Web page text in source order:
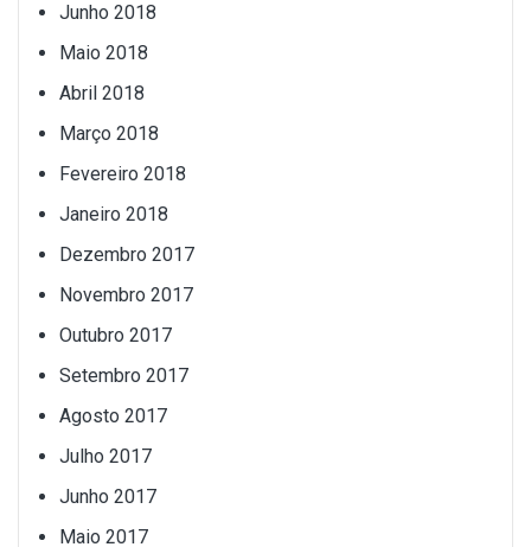
Junho 2018
Maio 2018
Abril 2018
Março 2018
Fevereiro 2018
Janeiro 2018
Dezembro 2017
Novembro 2017
Outubro 2017
Setembro 2017
Agosto 2017
Julho 2017
Junho 2017
Maio 2017